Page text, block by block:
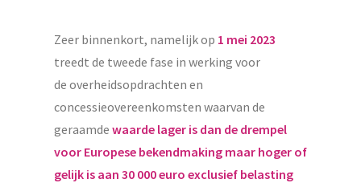
Zeer binnenkort, namelijk op 1 mei 2023
treedt de tweede fase in werking voor
de overheidsopdrachten en
concessieovereenkomsten waarvan de
geraamde waarde lager is dan de drempel
voor Europese bekendmaking maar hoger of
gelijk is aan 30 000 euro exclusief belasting